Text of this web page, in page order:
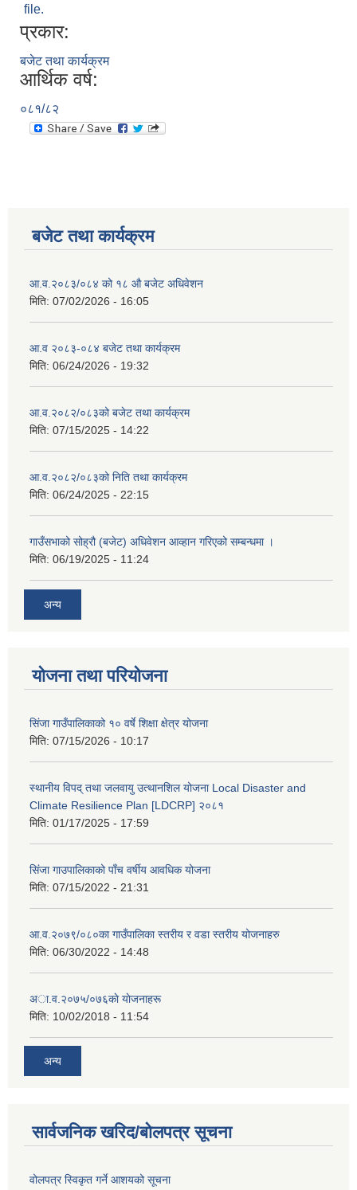
file.
प्रकार:
बजेट तथा कार्यक्रम
आर्थिक वर्ष:
०८१/८२
बजेट तथा कार्यक्रम
आ.व.२०८३/०८४ को १८ ‍औ बजेट अधिवेशन
मिति: 07/02/2026 - 16:05
आ.व २०८३-०८४ बजेट तथा कार्यक्रम
मिति: 06/24/2026 - 19:32
आ.व.२०८२/०८३को बजेट तथा कार्यक्रम
मिति: 07/15/2025 - 14:22
आ.व.२०८२/०८३को निति तथा कार्यक्रम
मिति: 06/24/2025 - 22:15
गाउँसभाको सोह्रौ (बजेट) अधिवेशन आव्हान गरिएको सम्बन्धमा ।
मिति: 06/19/2025 - 11:24
अन्य
योजना तथा परियोजना
सिंजा गाउँपालिकाको १० वर्षे शिक्षा क्षेत्र योजना
मिति: 07/15/2026 - 10:17
स्थानीय विपद् तथा जलवायु उत्थानशिल योजना Local Disaster and
Climate Resilience Plan [LDCRP] २०८१
मिति: 01/17/2025 - 17:59
सिंजा गाउपालिकाको पाँच वर्षीय आवधिक योजना
मिति: 07/15/2022 - 21:31
आ.व.२०७९/०८०का गाउँपालिका स्तरीय र वडा स्तरीय योजनाहरु
मिति: 06/30/2022 - 14:48
अा‍‍.व.२०७५/०७६काे याेजनाहरू
मिति: 10/02/2018 - 11:54
अन्य
सार्वजनिक खरिद/बोलपत्र सूचना
वोलपत्र स्विकृत गर्ने आशयको सूचना